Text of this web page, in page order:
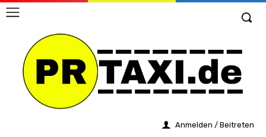
Anmelden / Beitreten